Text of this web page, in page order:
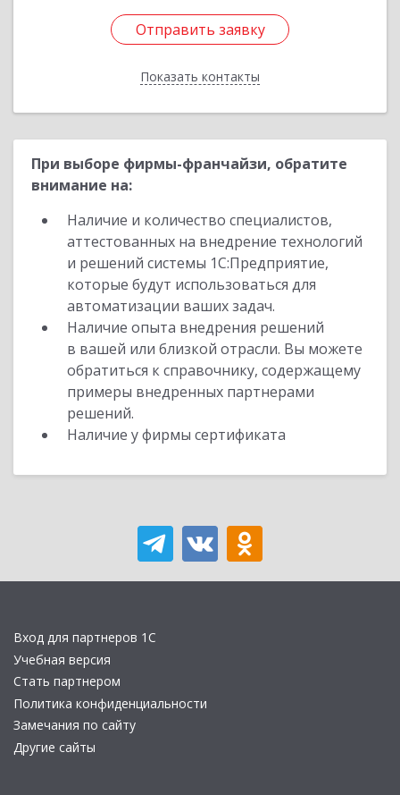
Отправить заявку
Показать контакты
Отправить заявку
Назад
При выборе фирмы-франчайзи, обратите
внимание на:
Наличие и количество специалистов,
аттестованных на внедрение технологий
и решений системы 1С:Предприятие,
которые будут использоваться для
автоматизации ваших задач.
Наличие опыта внедрения решений
в вашей или близкой отрасли. Вы можете
обратиться к справочнику, содержащему
примеры внедренных партнерами
решений.
Наличие у фирмы сертификата
Вход для партнеров 1С
Учебная версия
Стать партнером
Политика конфиденциальности
Замечания по сайту
Другие сайты